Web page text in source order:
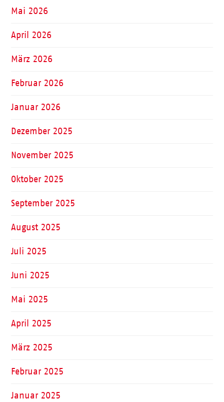
Mai 2026
April 2026
März 2026
Februar 2026
Januar 2026
Dezember 2025
November 2025
Oktober 2025
September 2025
August 2025
Juli 2025
Juni 2025
Mai 2025
April 2025
März 2025
Februar 2025
Januar 2025